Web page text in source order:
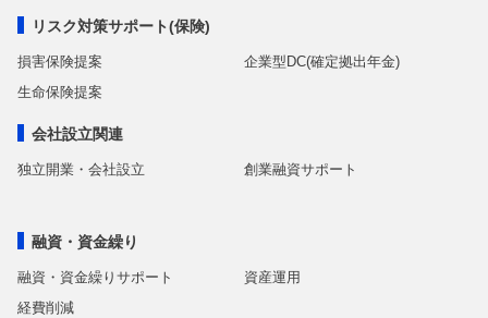
リスク対策サポート(保険)
損害保険提案
企業型DC(確定拠出年金)
生命保険提案
会社設立関連
独立開業・会社設立 創業融資サポート
融資・資金繰り
融資・資金繰りサポート
資産運用
経費削減